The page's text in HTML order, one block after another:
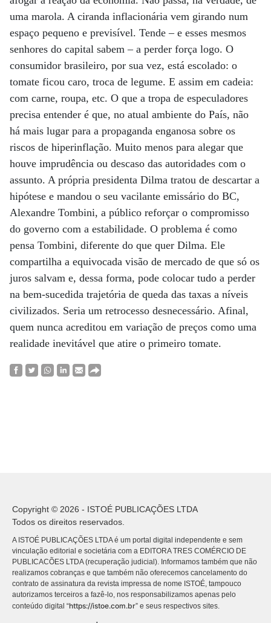
uma marola. A ciranda inflacionária vem girando num
espaço pequeno e previsível. Tende – e esses mesmos
senhores do capital sabem – a perder força logo. O
consumidor brasileiro, por sua vez, está escolado: o
tomate ficou caro, troca de legume. E assim em cadeia:
com carne, roupa, etc. O que a tropa de especuladores
precisa entender é que, no atual ambiente do País, não
há mais lugar para a propaganda enganosa sobre os
riscos de hiperinflação. Muito menos para alegar que
houve imprudência ou descaso das autoridades com o
assunto. A própria presidenta Dilma tratou de descartar a
hipótese e mandou o seu vacilante emissário do BC,
Alexandre Tombini, a público reforçar o compromisso
do governo com a estabilidade. O problema é como
pensa Tombini, diferente do que quer Dilma. Ele
compartilha a equivocada visão de mercado de que só os
juros salvam e, dessa forma, pode colocar tudo a perder
na bem-sucedida trajetória de queda das taxas a níveis
civilizados. Seria um retrocesso desnecessário. Afinal,
quem nunca acreditou em variação de preços como uma
realidade inevitável que atire o primeiro tomate.
Copyright © 2026 - ISTOÉ PUBLICAÇÕES LTDA
Todos os direitos reservados.
A ISTOÉ PUBLICAÇÕES LTDA é um portal digital independente e sem
vinculação editorial e societária com a EDITORA TRES COMÉRCIO DE
PUBLICACÕES LTDA (recuperação judicial). Informamos também que não
realizamos cobranças e que também não oferecemos cancelamento do
contrato de assinatura da revista impressa de nome ISTOÉ, tampouco
autorizamos terceiros a fazê-lo, nos responsabilizamos apenas pelo
conteúdo digital “https://istoe.com.br” e seus respectivos sites.